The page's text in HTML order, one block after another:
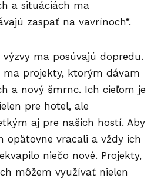
a situáciách ma
zaspať na vavrínoch“.
výzvy ma posúvajú dopredu.
ma projekty, ktorým dávam
a nový šmrnc. Ich cieľom je
pre hotel, ale
aj pre našich hostí. Aby
opätovne vracali a vždy ich
niečo nové. Projekty,
môžem využívať nielen